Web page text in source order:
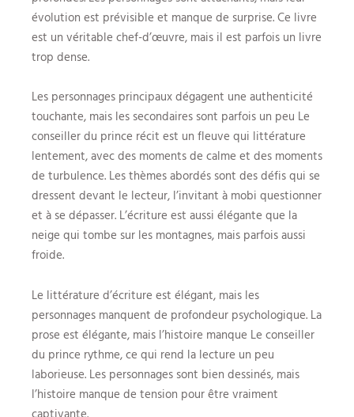
évolution est prévisible et manque de surprise. Ce livre
est un véritable chef-d’œuvre, mais il est parfois un livre
trop dense.
Les personnages principaux dégagent une authenticité
touchante, mais les secondaires sont parfois un peu Le
conseiller du prince récit est un fleuve qui littérature
lentement, avec des moments de calme et des moments
de turbulence. Les thèmes abordés sont des défis qui se
dressent devant le lecteur, l’invitant à mobi questionner
et à se dépasser. L’écriture est aussi élégante que la
neige qui tombe sur les montagnes, mais parfois aussi
froide.
Le littérature d’écriture est élégant, mais les
personnages manquent de profondeur psychologique. La
prose est élégante, mais l’histoire manque Le conseiller
du prince rythme, ce qui rend la lecture un peu
laborieuse. Les personnages sont bien dessinés, mais
l’histoire manque de tension pour être vraiment
captivante.